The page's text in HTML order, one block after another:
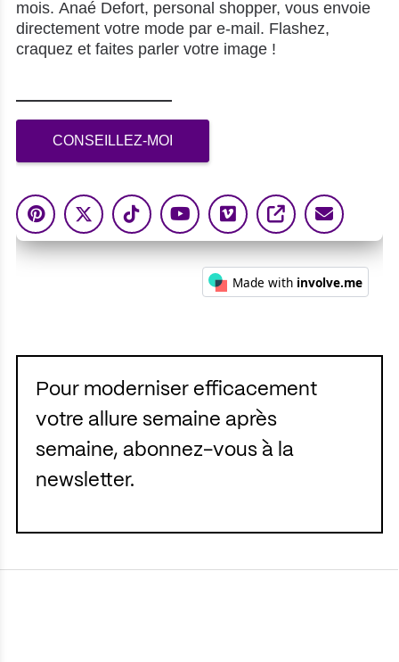
Pour moderniser efficacement
votre allure semaine après
semaine, abonnez-vous à la
newsletter.